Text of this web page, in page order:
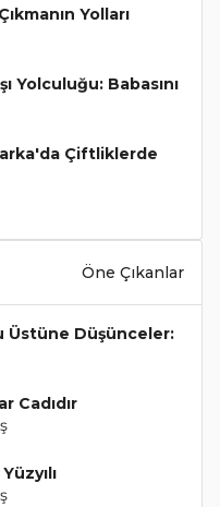
Yolları
Yolculuğu: Babasını
Çiftliklerde
Öne Çıkanlar
Üstüne Düşünceler:
Cadıdır